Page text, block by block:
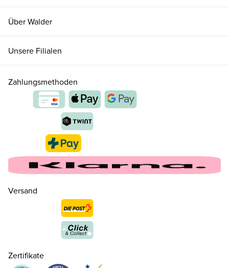
26
CHF 89.00
CHF 89.00
30 CHF 99.00
31 CHF 99.00
CHF 99.00
33 CHF 99.00
Über Walder
Unsere Filialen
Zahlungsmethoden
Versand
Zertifikate